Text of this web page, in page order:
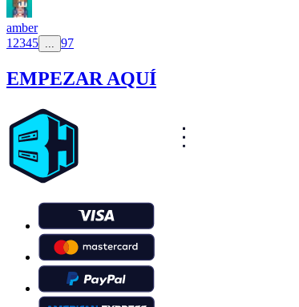
amber
1 2345 97
EMPEZAR AQUÍ